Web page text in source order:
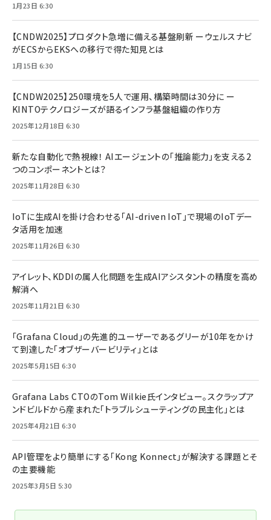
1月23日 6:30
【CNDW2025】プロダクト急増に備える基盤刷新 ーウェルスナビ
がECSからEKSへの移行で得た知見とは
1月15日 6:30
【CNDW2025】250環境を5人で運用、構築時間は30分に ー
KINTOテクノロジーズが語るインフラ基盤組織の作り方
2025年12月18日 6:30
新たな自動化で熱視線！ AIエージェントの「推論能力」を支える2
つのコンポーネントとは？
2025年11月28日 6:30
IoTに生成AIを掛け合わせる「AI-driven IoT」で現場のIoTデー
タ活用を加速
2025年11月26日 6:30
アイレット、KDDIの属人化問題を生成AIアシスタントの精度を高め
解消へ
2025年11月21日 6:30
「Grafana Cloud」の先進的ユーザーであるグリーが10年をかけ
て到達した「オブザーバービリティ」とは
2025年5月15日 6:30
Grafana Labs CTOのTom Wilkie氏インタビュー。スクラップア
ンドビルドから産まれた「トラブルシューティングの民主化」とは
2025年4月21日 6:30
API管理をより簡単にする「Kong Konnect」が解決する課題とそ
の主要機能
2025年3月5日 5:30